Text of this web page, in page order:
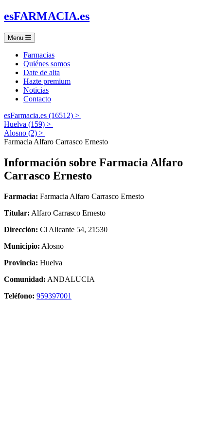
esFARMACIA.es
Menu
Farmacias
Quiénes somos
Date de alta
Hazte premium
Noticias
Contacto
esFarmacia.es (16512) >
Huelva (159) >
Alosno (2) >
Farmacia Alfaro Carrasco Ernesto
Información sobre Farmacia Alfaro
Carrasco Ernesto
Farmacia: Farmacia Alfaro Carrasco Ernesto
Titular: Alfaro Carrasco Ernesto
Dirección: Cl Alicante 54, 21530
Municipio: Alosno
Provincia: Huelva
Comunidad: ANDALUCIA
Teléfono: 959397001